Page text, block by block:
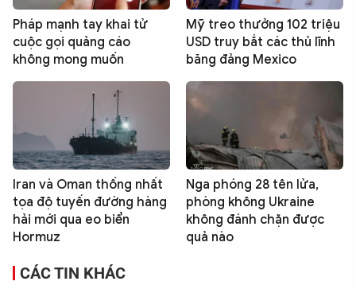
Pháp mạnh tay khai tử
cuộc gọi quảng cáo
không mong muốn
Mỹ treo thưởng 102 triệu
USD truy bắt các thủ lĩnh
băng đảng Mexico
Iran và Oman thống nhất
tọa độ tuyến đường hàng
hải mới qua eo biển
Hormuz
Nga phóng 28 tên lửa,
phòng không Ukraine
không đánh chặn được
quả nào
CÁC TIN KHÁC